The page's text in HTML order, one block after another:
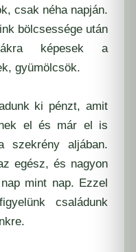
csak néha napján.
bölcsessége után
képesek a
gyümölcsök.
ki pénzt, amit
el és már el is
szekrény aljában.
egész, és nagyon
mint nap. Ezzel
családunk